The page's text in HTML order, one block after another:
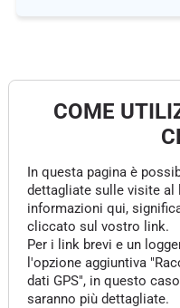
COME
In questa pagina è
dettagliate sulle visite al
informazioni qui,
cliccato sul vostro link.
Per i link brevi e un
l'opzione aggiuntiva
dati GPS", in questo
saranno più dettagliate.